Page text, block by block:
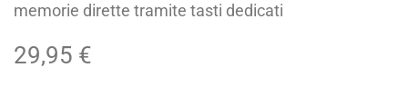
memorie dirette tramite tasti dedicati
29,95 €